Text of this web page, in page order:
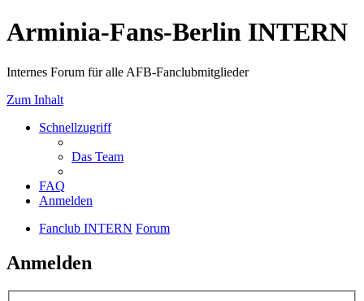
Arminia-Fans-Berlin INTERN
Internes Forum für alle AFB-Fanclubmitglieder
Zum Inhalt
Schnellzugriff
Das Team
FAQ
Anmelden
Fanclub INTERN Forum
Anmelden